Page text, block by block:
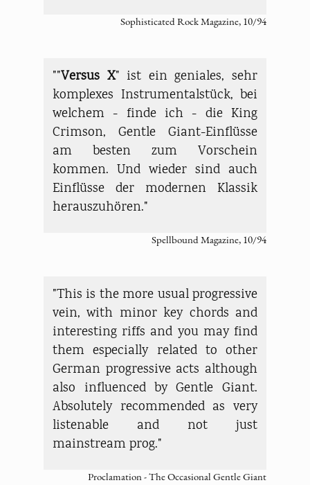
Sophisticated Rock Magazine, 10/94
""Versus X" ist ein geniales, sehr
komplexes Instrumentalstück, bei
welchem - finde ich - die King
Crimson, Gentle Giant-Einflüsse
am besten zum Vorschein
kommen. Und wieder sind auch
Einflüsse der modernen Klassik
herauszuhören."
Spellbound Magazine, 10/94
"This is the more usual progressive
vein, with minor key chords and
interesting riffs and you may find
them especially related to other
German progressive acts although
also influenced by Gentle Giant.
Absolutely recommended as very
listenable and not just
mainstream prog."
Proclamation - The Occasional Gentle Giant